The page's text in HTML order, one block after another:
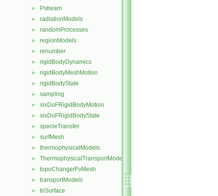
► Pstream
► radiationModels
► randomProcesses
► regionModels
► renumber
► rigidBodyDynamics
► rigidBodyMeshMotion
► rigidBodyState
► sampling
► sixDoFRigidBodyMotion
► sixDoFRigidBodyState
► specieTransfer
► surfMesh
► thermophysicalModels
► ThermophysicalTransportModels
► topoChangerFvMesh
► transportModels
► triSurface